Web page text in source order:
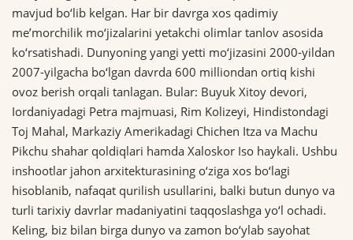
mavjud bo‘lib kelgan. Har bir davrga xos qadimiy
me’morchilik mo‘jizalarini yetakchi olimlar tanlov asosida
ko‘rsatishadi. Dunyoning yangi yetti mo‘jizasini 2000-yildan
2007-yilgacha bo‘lgan davrda 600 milliondan ortiq kishi
ovoz berish orqali tanlagan. Bular: Buyuk Xitoy devori,
Iordaniyadagi Petra majmuasi, Rim Kolizeyi, Hindistondagi
Toj Mahal, Markaziy Amerikadagi Chichen Itza va Machu
Pikchu shahar qoldiqlari hamda Xaloskor Iso haykali. Ushbu
inshootlar jahon arxitekturasining o‘ziga xos bo‘lagi
hisoblanib, nafaqat qurilish usullarini, balki butun dunyo va
turli tarixiy davrlar madaniyatini taqqoslashga yo‘l ochadi.
Keling, biz bilan birga dunyo va zamon bo‘ylab sayohat